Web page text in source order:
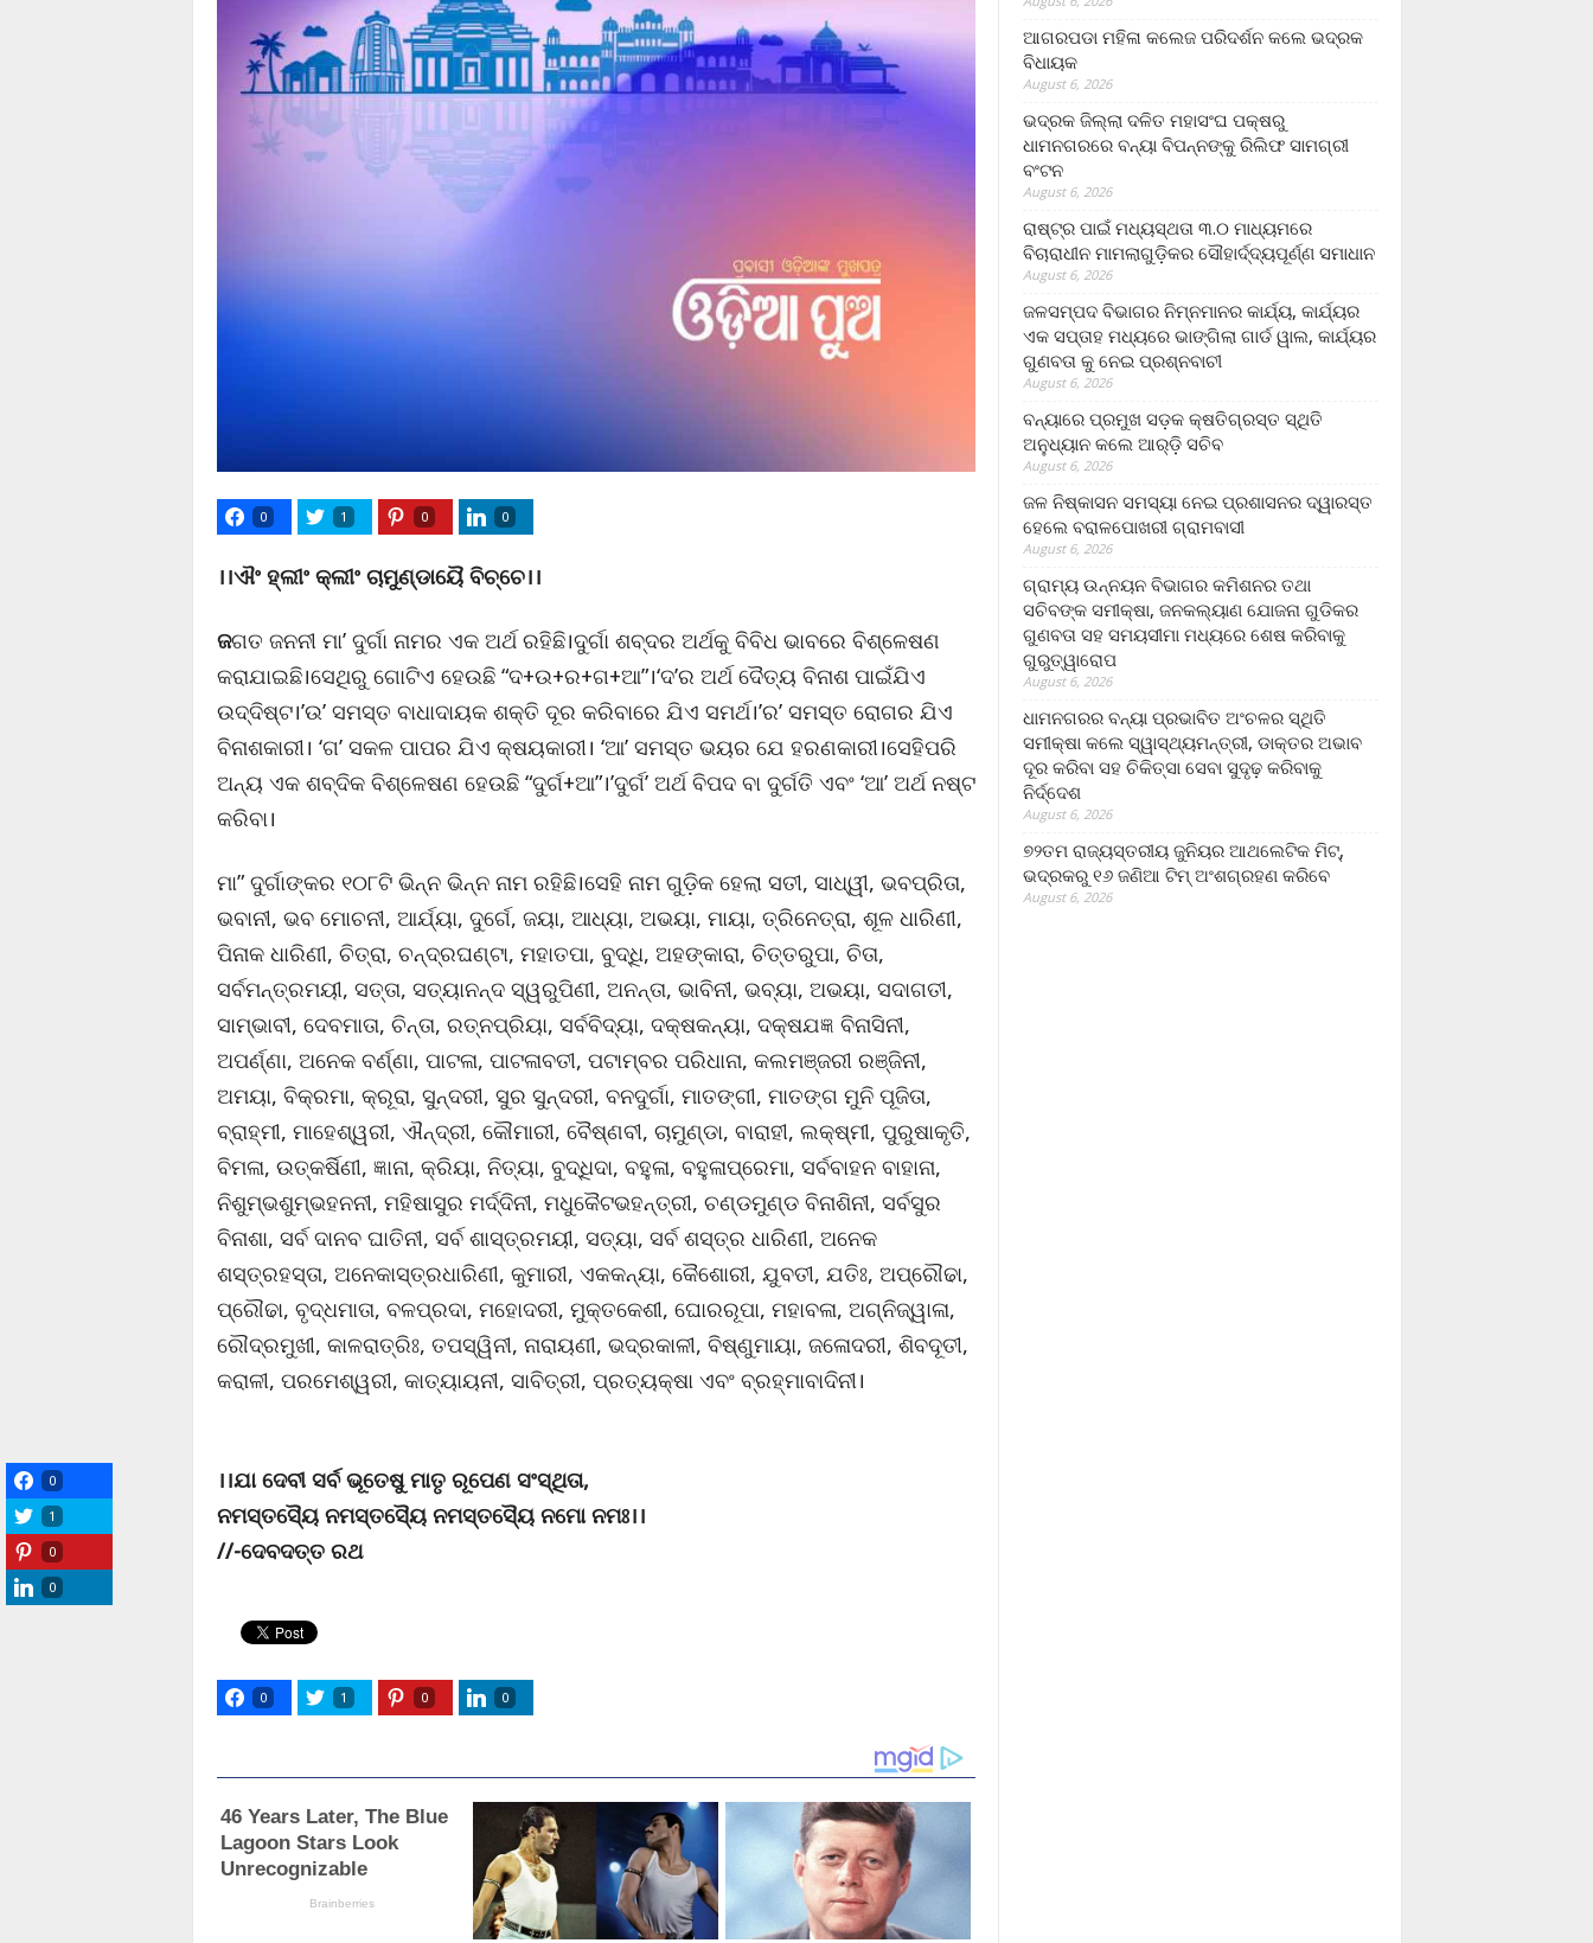
0 1 0 0
।।ଐଂ ହ୍ଲୀଂ କ୍ଲୀଂ ଚାମୁଣ୍ଡାୟୈ ବିଚ୍ଚେ।।
ଜଗତ ଜନନୀ ମା’ ଦୁର୍ଗା ନାମର ଏକ ଅର୍ଥ ରହିଛି।ଦୁର୍ଗା ଶବ୍ଦର ଅର୍ଥକୁ ବିବିଧ ଭାବରେ ବିଶ୍ଳେଷଣ
କରାଯାଇଛି।ସେଥିରୁ ଗୋଟିଏ ହେଉଛି “ଦ+ଉ+ର+ଗ+ଆ”।‘ଦ’ର ଅର୍ଥ ଦୈତ୍ୟ ବିନାଶ ପାଇଁଯିଏ
ଉଦ୍ଦିଷ୍ଟ।’ଉ’ ସମସ୍ତ ବାଧାଦାୟକ ଶକ୍ତି ଦୂର କରିବାରେ ଯିଏ ସମର୍ଥ।’ର’ ସମସ୍ତ ରୋଗର ଯିଏ
ବିନାଶକାରୀ। ‘ଗ’ ସକଳ ପାପର ଯିଏ କ୍ଷୟକାରୀ। ‘ଆ’ ସମସ୍ତ ଭୟର ଯେ ହରଣକାରୀ।ସେହିପରି
ଅନ୍ୟ ଏକ ଶବ୍ଦିକ ବିଶ୍ଳେଷଣ ହେଉଛି “ଦୁର୍ଗ+ଆ”।’ଦୁର୍ଗ’ ଅର୍ଥ ବିପଦ ବା ଦୁର୍ଗତି ଏବଂ ‘ଆ’ ଅର୍ଥ ନଷ୍ଟ
କରିବା।
ମା” ଦୁର୍ଗାଙ୍କର ୧୦୮ଟି ଭିନ୍ନ ଭିନ୍ନ ନାମ ରହିଛି।ସେହି ନାମ ଗୁଡ଼ିକ ହେଲା ସତୀ, ସାଧ୍ୱୀ, ଭବପ୍ରିତା,
ଭବାନୀ, ଭବ ମୋଚନୀ, ଆର୍ଯ୍ୟା, ଦୁର୍ଗେ, ଜୟା, ଆଧ୍ୟା, ଅଭୟା, ମାୟା, ତ୍ରିନେତ୍ରା, ଶୂଳ ଧାରିଣୀ,
ପିନାକ ଧାରିଣୀ, ଚିତ୍ରା, ଚନ୍ଦ୍ରଘଣ୍ଟା, ମହାତପା, ବୁଦ୍ଧି, ଅହଙ୍କାରା, ଚିତ୍ତରୁପା, ଚିତା,
ସର୍ବମନ୍ତ୍ରମୟୀ, ସତ୍ତା, ସତ୍ୟାନନ୍ଦ ସ୍ୱରୁପିଣୀ, ଅନନ୍ତା, ଭାବିନୀ, ଭବ୍ୟା, ଅଭୟା, ସଦାଗତୀ,
ସାମ୍ଭାବୀ, ଦେବମାତା, ଚିନ୍ତା, ରତ୍ନପ୍ରିୟା, ସର୍ବବିଦ୍ୟା, ଦକ୍ଷକନ୍ୟା, ଦକ୍ଷଯଜ୍ଞ ବିନାସିନୀ,
ଅପର୍ଣ୍ଣା, ଅନେକ ବର୍ଣ୍ଣା, ପାଟଳା, ପାଟଳାବତୀ, ପଟାମ୍ବର ପରିଧାନା, କଲମଞ୍ଜରୀ ରଞ୍ଜିନୀ,
ଅମୟା, ବିକ୍ରମା, କ୍ରୂରା, ସୁନ୍ଦରୀ, ସୁର ସୁନ୍ଦରୀ, ବନଦୁର୍ଗା, ମାତଙ୍ଗୀ, ମାତଙ୍ଗ ମୁନି ପୂଜିତା,
ବ୍ରାହ୍ମୀ, ମାହେଶ୍ୱରୀ, ଐନ୍ଦ୍ରୀ, କୌମାରୀ, ବୈଷ୍ଣବୀ, ଚାମୁଣ୍ଡା, ବାରାହୀ, ଲକ୍ଷ୍ମୀ, ପୁରୁଷାକୃତି,
ବିମଳା, ଉତ୍କର୍ଷିଣୀ, ଜ୍ଞାନା, କ୍ରିୟା, ନିତ୍ୟା, ବୁଦ୍ଧିଦା, ବହୁଳା, ବହୁଳାପ୍ରେମା, ସର୍ବବାହନ ବାହାନା,
ନିଶୁମ୍ଭଶୁମ୍ଭହନନୀ, ମହିଷାସୁର ମର୍ଦ୍ଦିନୀ, ମଧୁକୈଟଭହନ୍ତ୍ରୀ, ଚଣ୍ଡମୁଣ୍ଡ ବିନାଶିନୀ, ସର୍ବସୁର
ବିନାଶା, ସର୍ବ ଦାନବ ଘାତିନୀ, ସର୍ବ ଶାସ୍ତ୍ରମୟୀ, ସତ୍ୟା, ସର୍ବ ଶସ୍ତ୍ର ଧାରିଣୀ, ଅନେକ
ଶସ୍ତ୍ରହସ୍ତା, ଅନେକାସ୍ତ୍ରଧାରିଣୀ, କୁମାରୀ, ଏକକନ୍ୟା, କୈଶୋରୀ, ଯୁବତୀ, ଯତିଃ, ଅପ୍ରୌଢା,
ପ୍ରୌଢା, ବୃଦ୍ଧମାତା, ବଳପ୍ରଦା, ମହୋଦରୀ, ମୁକ୍ତକେଶୀ, ଘୋରରୂପା, ମହାବଳା, ଅଗ୍ନିଜ୍ୱାଳା,
ରୌଦ୍ରମୁଖୀ, କାଳରାତ୍ରିଃ, ତପସ୍ୱିନୀ, ନାରାୟଣୀ, ଭଦ୍ରକାଳୀ, ବିଷ୍ଣୁମାୟା, ଜଳୋଦରୀ, ଶିବଦୂତୀ,
କରାଳୀ, ପରମେଶ୍ୱରୀ, କାତ୍ୟାୟନୀ, ସାବିତ୍ରୀ, ପ୍ରତ୍ୟକ୍ଷା ଏବଂ ବ୍ରହ୍ମାବାଦିନୀ।
।।ଯା ଦେବୀ ସର୍ବ ଭୂତେଷୁ ମାତୃ ରୂପେଣ ସଂସ୍ଥିତା,
ନମସ୍ତସ୍ୟୈ ନମସ୍ତସ୍ୟୈ ନମସ୍ତସ୍ୟୈ ନମୋ ନମଃ।।
//-ଦେବଦତ୍ତ ରଥ
0 1 0 0
ଆଗରପଡା ମହିଳା କଲେଜ ପରିଦର୍ଶନ କଲେ ଭଦ୍ରକ
ବିଧାୟକ
August 6, 2026
ଭଦ୍ରକ ଜିଲ୍ଲା ଦଳିତ ମହାସଂଘ ପକ୍ଷରୁ
ଧାମନଗରରେ ବନ୍ୟା ବିପନ୍ନଙ୍କୁ ରିଲିଫ ସାମଗ୍ରୀ
ବଂଟନ
August 6, 2026
ରାଷ୍ଟ୍ର ପାଇଁ ମଧ୍ୟସ୍ଥତା ୩.୦ ମାଧ୍ୟମରେ
ବିଚାରାଧୀନ ମାମଲାଗୁଡ଼ିକର ସୌହାର୍ଦ୍ଦ୍ୟପୂର୍ଣ୍ଣ ସମାଧାନ
August 6, 2026
ଜଳସମ୍ପଦ ବିଭାଗର ନିମ୍ନମାନର କାର୍ଯ୍ୟ, କାର୍ଯ୍ୟର
ଏକ ସପ୍ତାହ ମଧ୍ୟରେ ଭାଙ୍ଗିଲା ଗାର୍ଡ ୱାଲ, କାର୍ଯ୍ୟର
ଗୁଣବତା କୁ ନେଇ ପ୍ରଶ୍ନବାଚୀ
August 6, 2026
ବନ୍ୟାରେ ପ୍ରମୁଖ ସଡ଼କ କ୍ଷତିଗ୍ରସ୍ତ ସ୍ଥିତି
ଅନୁଧ୍ୟାନ କଲେ ଆର୍‌ଡ଼ି ସଚିବ
August 6, 2026
ଜଳ ନିଷ୍କାସନ ସମସ୍ୟା ନେଇ ପ୍ରଶାସନର ଦ୍ୱାରସ୍ତ
ହେଲେ ବରାଳପୋଖରୀ ଗ୍ରାମବାସୀ
August 6, 2026
ଗ୍ରାମ୍ୟ ଉନ୍ନୟନ ବିଭାଗର କମିଶନର ତଥା
ସଚିବଙ୍କ ସମୀକ୍ଷା, ଜନକଲ୍ୟାଣ ଯୋଜନା ଗୁଡିକର
ଗୁଣବତା ସହ ସମୟସୀମା ମଧ୍ୟରେ ଶେଷ କରିବାକୁ
ଗୁରୁତ୍ୱାରୋପ
August 6, 2026
ଧାମନଗରର ବନ୍ୟା ପ୍ରଭାବିତ ଅଂଚଳର ସ୍ଥିତି
ସମୀକ୍ଷା କଲେ ସ୍ୱାସ୍ଥ୍ୟମନ୍ତ୍ରୀ, ଡାକ୍ତର ଅଭାବ
ଦୂର କରିବା ସହ ଚିକିତ୍ସା ସେବା ସୁଦୃଢ଼ କରିବାକୁ
ନିର୍ଦ୍ଦେଶ
August 6, 2026
୭୨ତମ ରାଜ୍ୟସ୍ତରୀୟ ଜୁନିୟର ଆଥଲେଟିକ ମିଟ୍‌,
ଭଦ୍ରକରୁ ୧୬ ଜଣିଆ ଟିମ୍ ଅଂଶଗ୍ରହଣ କରିବେ
August 6, 2026
0
1
0
0